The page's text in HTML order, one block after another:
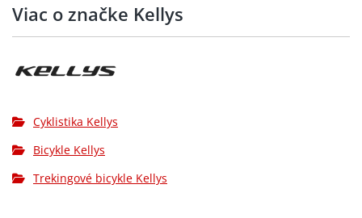
Sedlo: KLS CrossLine
Přesmykač:
Přehazovačka:
Viac o značke Kellys
Cyklistika Kellys
Bicykle Kellys
Trekingové bicykle Kellys